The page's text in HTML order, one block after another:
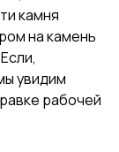
камня
на камень
увидим
рабочей